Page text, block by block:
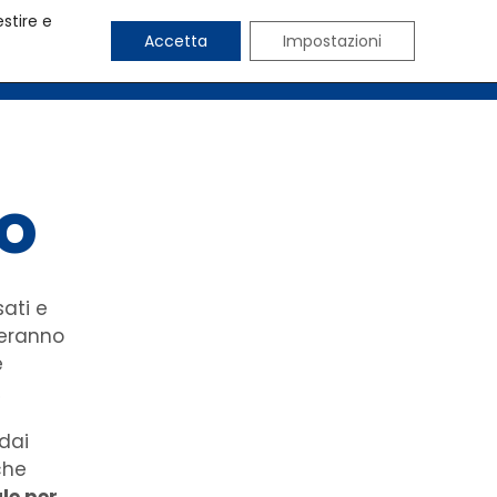
BLOG CONTATTI
e
e
Accetta Impostazioni